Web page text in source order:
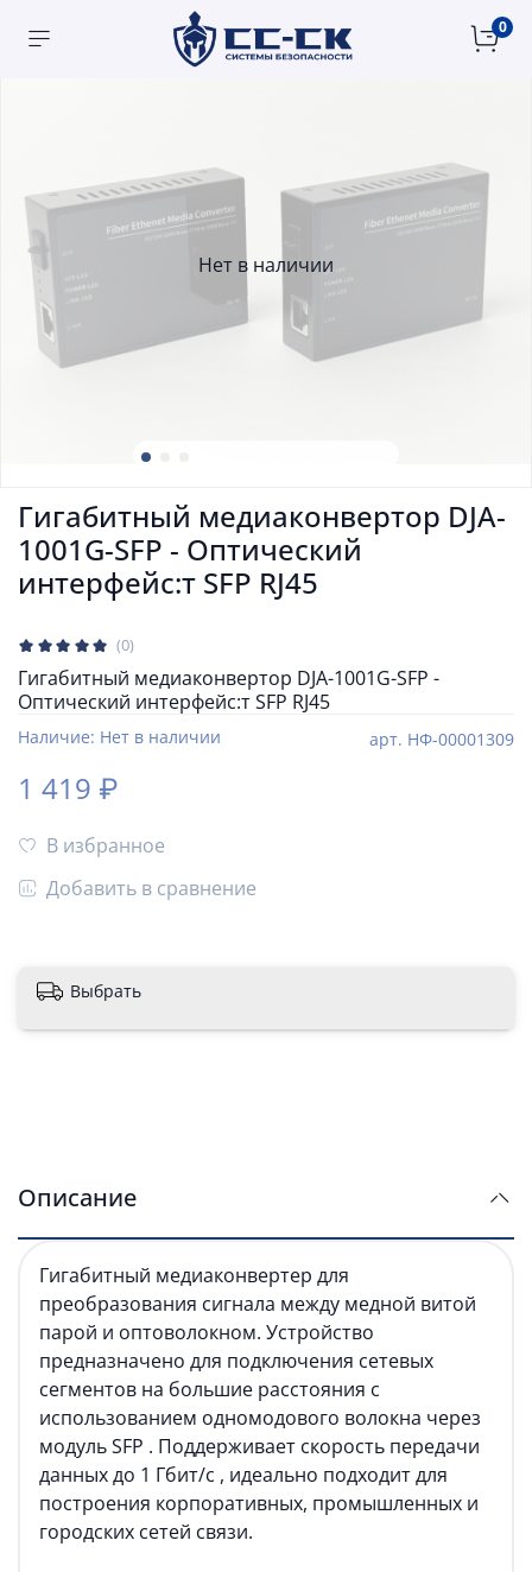
0
Нет в наличии
(0)
арт. НФ-00001309
Наличие: Нет в наличии
Гигабитный медиаконвертор DJA-
1001G-SFP - Оптический
интерфейс:т SFP RJ45
1 419 ₽
В избранное
Добавить в сравнение
Гигабитный медиаконвертор DJA-1001G-SFP -
Оптический интерфейс:т SFP RJ45
Выбрать
Описание
Гигабитный медиаконвертер для
преобразования сигнала между медной витой
парой и оптоволокном. Устройство
предназначено для подключения сетевых
сегментов на большие расстояния с
использованием одномодового волокна через
модуль SFP . Поддерживает скорость передачи
данных до 1 Гбит/с , идеально подходит для
построения корпоративных, промышленных и
городских сетей связи.